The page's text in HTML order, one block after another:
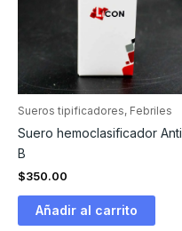
Sueros tipificadores, Febriles
Suero hemoclasificador Anti
B
$350.00
Añadir al carrito